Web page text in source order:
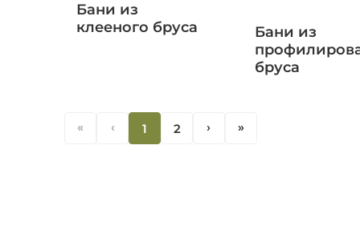
Бани из
клееного бруса
Бани из
бруса
« ‹ 1 2 ‹ «